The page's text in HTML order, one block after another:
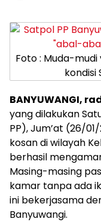
Foto : Muda-
kondisi
BANYUWANGI,
yang dilakukan
PP), Jum’at (26/
kosan di wilayah
berhasil
Masing-masing
kamar tanpa ada
ini bekerjasama
Banyuwangi.